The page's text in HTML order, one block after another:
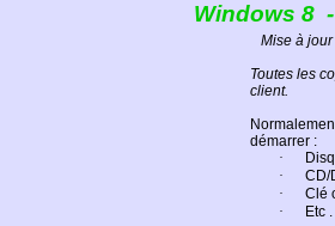
Windows 8 -
Mise à
Toutes les
client.
démarrer :
·
·
CD/
·
Clé
·
Etc .